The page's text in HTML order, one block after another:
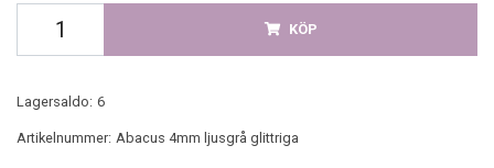
KÖP
Lagersaldo: 6
Artikelnummer: Abacus 4mm ljusgrå glittriga